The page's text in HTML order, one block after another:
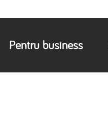
Pentru business